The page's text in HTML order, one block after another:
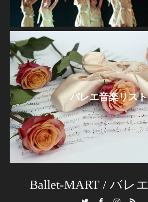
バレエ音楽リスト
Ballet-MART / バレ